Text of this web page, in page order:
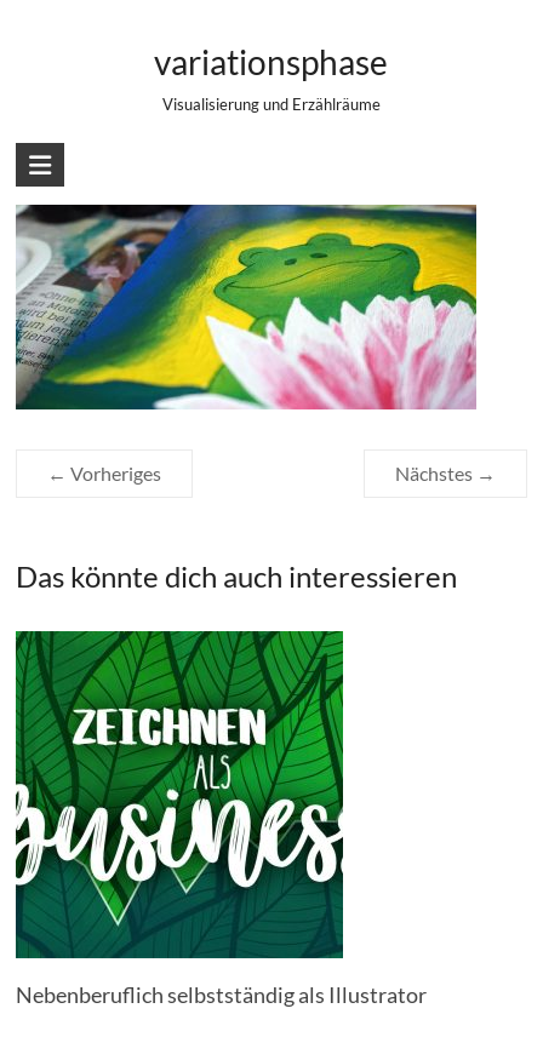
variationsphase
Visualisierung und Erzählräume
Frosch Bild für Kinderzimmer
← Vorheriges Nächstes →
Das könnte dich auch interessieren
Nebenberuflich selbstständig als Illustrator